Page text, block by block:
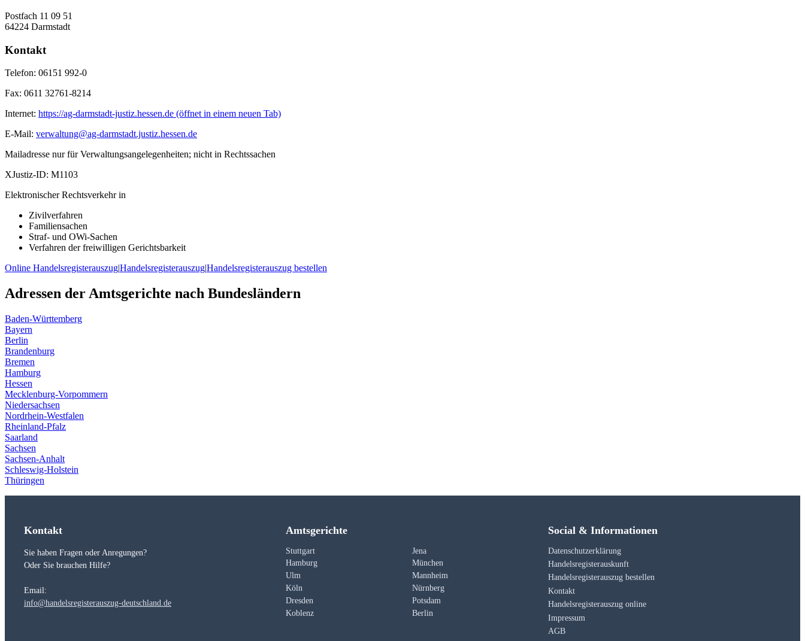
Postfach 11 09 51
64224 Darmstadt
Kontakt
Telefon: 06151 992-0
Fax: 0611 32761-8214
Internet: https://ag-darmstadt-justiz.hessen.de (öffnet in einem neuen Tab)
E-Mail: verwaltung@ag-darmstadt.justiz.hessen.de
Mailadresse nur für Verwaltungsangelegenheiten; nicht in Rechtssachen
XJustiz-ID: M1103
Elektronischer Rechtsverkehr in
Zivilverfahren
Familiensachen
Straf- und OWi-Sachen
Verfahren der freiwilligen Gerichtsbarkeit
Online Handelsregisterauszug|Handelsregisterauszug|Handelsregisterauszug bestellen
Adressen der Amtsgerichte nach Bundesländern
Baden-Württemberg
Bayern
Berlin
Brandenburg
Bremen
Hamburg
Hessen
Mecklenburg-Vorpommern
Niedersachsen
Nordrhein-Westfalen
Rheinland-Pfalz
Saarland
Sachsen
Sachsen-Anhalt
Schleswig-Holstein
Thüringen
Kontakt
Sie haben Fragen oder Anregungen?
Oder Sie brauchen Hilfe?
Email:
info@handelsregisterauszug-deutschland.de
Amtsgerichte
Stuttgart
Jena
Hamburg
München
Ulm
Mannheim
Köln
Nürnberg
Dresden
Potsdam
Koblenz
Berlin
Social & Informationen
Datenschutzerklärung
Handelsregisterauskunft
Handelsregisterauszug bestellen
Kontakt
Handelsregisterauszug online
Impressum
AGB